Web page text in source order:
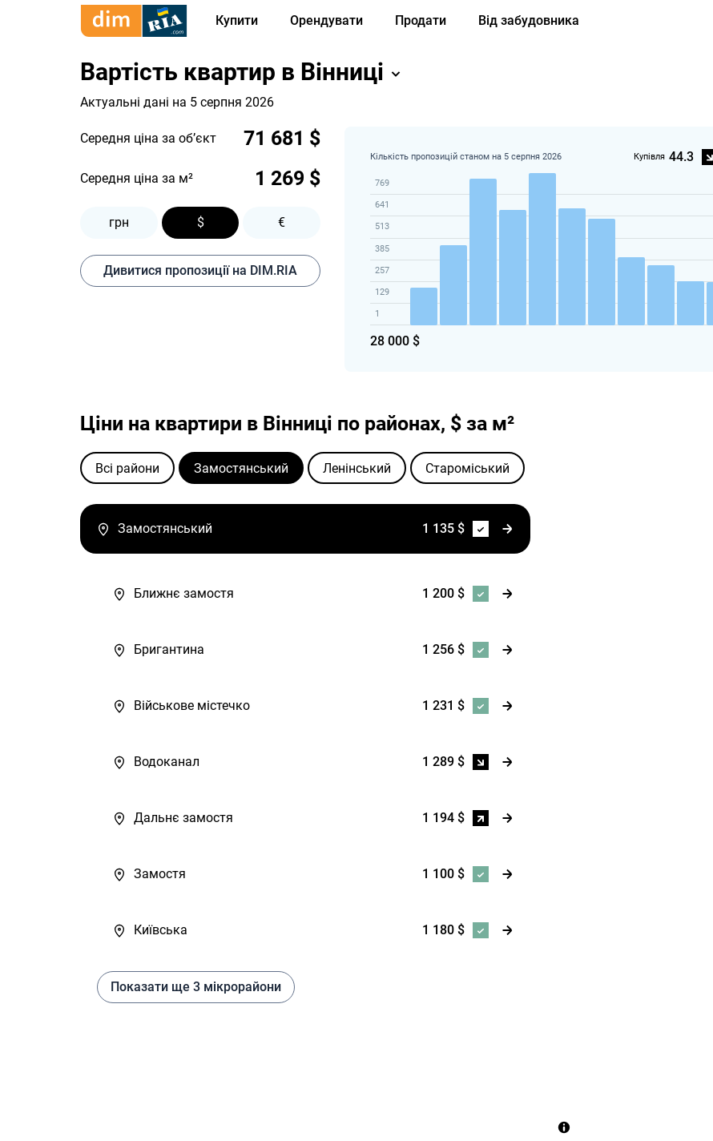
Купити Орендувати Продати Від забудовника
Вартість квартир в Вінниці
Актуальні дані на 5 серпня 2026
Середня ціна за об’єкт 71 681 $
Середня ціна за м² 1 269 $
грн $ €
Дивитися пропозиції на DIM.RIA
Кількість пропозицій станом на 5 серпня 2026 Купівля 44.3
1
129
257
385
513
641
769
28 000 $
Ціни на квартири в Вінниці по районах, $ за м²
Всі райони Замостянський Ленінський Староміський
Замостянський 1 135 $
Ближнє замостя 1 200 $
Бригантина 1 256 $
Військове містечко 1 231 $
Водоканал 1 289 $
Дальнє замостя 1 194 $
Замостя 1 100 $
Київська 1 180 $
Показати ще 3 мікрорайони